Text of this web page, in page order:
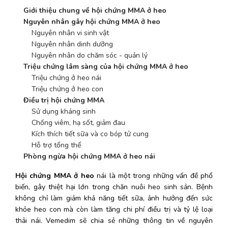
Giới thiệu chung về hội chứng MMA ở heo
Nguyên nhân gây hội chứng MMA ở heo
Nguyên nhân vi sinh vật
Nguyên nhân dinh dưỡng
Nguyên nhân do chăm sóc - quản lý
Triệu chứng lâm sàng của hội chứng MMA ở heo
Triệu chứng ở heo nái
Triệu chứng ở heo con
Điều trị hội chứng MMA
Sử dụng kháng sinh
Chống viêm, hạ sốt, giảm đau
Kích thích tiết sữa và co bóp tử cung
Hỗ trợ tổng thể
Phòng ngừa hội chứng MMA ở heo nái
Hội chứng MMA ở heo nái là một trong những vấn đề phổ
biến, gây thiệt hại lớn trong chăn nuôi heo sinh sản. Bệnh
không chỉ làm giảm khả năng tiết sữa, ảnh hưởng đến sức
khỏe heo con mà còn làm tăng chi phí điều trị và tỷ lệ loại
thải nái. Vemedim sẽ chia sẻ những thông tin về nguyên